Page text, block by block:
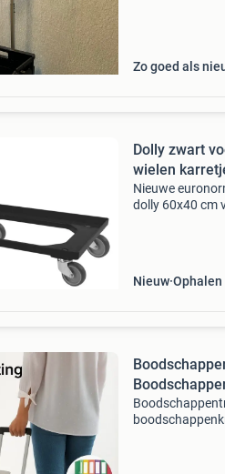
Zo goed als
Dolly zwart
wielen
Nieuwe
dolly 60x40 cm
Nieuw Ophalen